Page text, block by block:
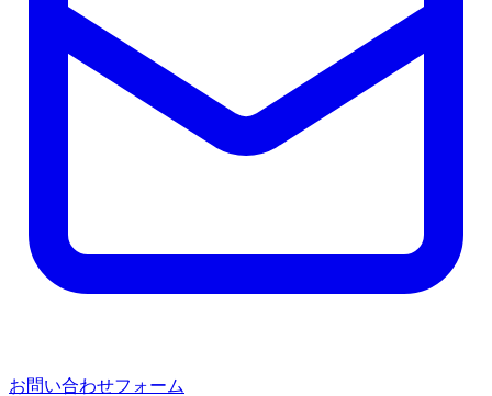
お問い合わせフォーム